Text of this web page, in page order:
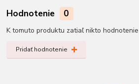
Hodnotenie 0
K tomuto produktu zatiaľ nikto
Pridať hodnotenie